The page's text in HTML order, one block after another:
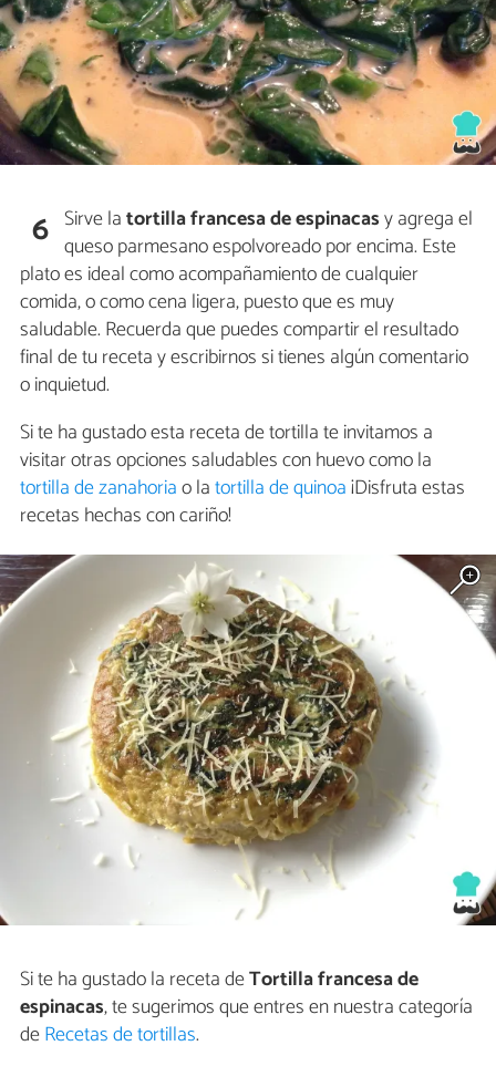
6 Sirve latortilla francesa de espinacasy agrega el
queso parmesano espolvoreado por encima. Este
plato es ideal como acompañamiento de cualquier
comida, o como cena ligera, puesto que es muy
saludable. Recuerda que puedes compartir el resultado
final de tu receta y escribirnos si tienes algún comentario
o inquietud.
Si te ha gustado esta receta de tortilla te invitamos a
visitar otras opciones saludables con huevo como la
tortilla de zanahoriao latortilla de quinoa¡Disfruta estas
recetas hechas con cariño!
Si te ha gustado la receta deTortilla francesa de
espinacas, te sugerimos que entres en nuestra categoría
deRecetas de tortillas.